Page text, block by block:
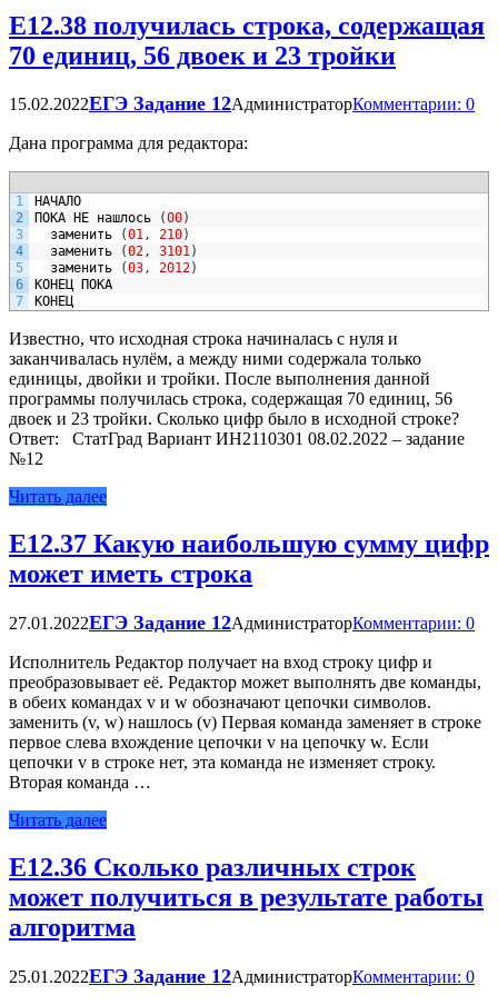
Е12.38 получилась строка, содержащая
70 единиц, 56 двоек и 23 тройки
15.02.2022ЕГЭ Задание 12АдминистраторКомментарии: 0
Дана программа для редактора:
1
2
3
4
5
6
7
НАЧАЛО
ПОКА
НЕ нашлось (00)
заменить
(01, 210)
заменить
(02, 3101)
заменить
(03, 2012)
КОНЕЦ
ПОКА
КОНЕЦ
Известно, что исходная строка начиналась с нуля и
заканчивалась нулём, а между ними содержала только
единицы, двойки и тройки. После выполнения данной
программы получилась строка, содержащая 70 единиц, 56
двоек и 23 тройки. Сколько цифр было в исходной строке?
Ответ: СтатГрад Вариант ИН2110301 08.02.2022 – задание
№12
Читать далее
Е12.37 Какую наибольшую сумму цифр
может иметь строка
27.01.2022ЕГЭ Задание 12АдминистраторКомментарии: 0
Исполнитель Редактор получает на вход строку цифр и
преобразовывает её. Редактор может выполнять две команды,
в обеих командах v и w обозначают цепочки символов.
заменить (v, w) нашлось (v) Первая команда заменяет в строке
первое слева вхождение цепочки v на цепочку w. Если
цепочки v в строке нет, эта команда не изменяет строку.
Вторая команда …
Читать далее
Е12.36 Сколько различных строк
может получиться в результате работы
алгоритма
25.01.2022ЕГЭ Задание 12АдминистраторКомментарии: 0